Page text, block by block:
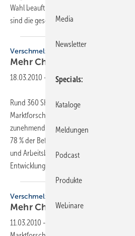
Wahl beauftragen. Was benötigen SHK-
sind die gesetzlich vorgeschriebenen
Verschmelzung
Mehr Chancen, mehr
18.03.2010 -
Rund 360 SHK-Handwerker wurden vom
Marktforschungsunternehmen Bauinfo
zunehmende Verschmelzung der Gewerke
78 % der Befragten erkannten klar eine
und Arbeitsbereiche. Rund die Hälfte
Entwicklung...
Verschmelzung
Mehr Chancen, mehr
11.03.2010 -
Media
Newsletter
Specials
Kataloge
Meldungen
Podcast
Produkte
Webinare